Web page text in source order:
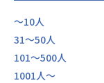
〜10人
31〜50人
101〜500人
1001人〜